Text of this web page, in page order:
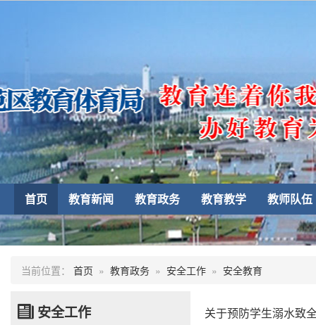
首页 教育新闻 教育政务 教育教学 教师队伍
当前位置： 首页 » 教育政务 » 安全工作 » 安全教育
安全工作
关于预防学生溺水致